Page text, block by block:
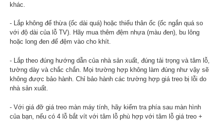
khác.
- Lắp không để thừa (ốc dài quá) hoặc thiếu thân ốc (ốc ngắn quá so
với độ dài của lỗ TV). Hãy mua thêm đệm nhựa (màu đen), bu lông
hoặc long đen để đệm vào cho khít.
- Lắp theo đúng hướng dẫn của nhà sản xuất, đúng tải trọng và tâm lỗ,
tường dày và chắc chắn. Mọi trường hợp không làm đúng như vậy sẽ
không được bảo hành. Chỉ bảo hành các trường hợp giá treo bị lỗi do
nhà sản xuất.
- Với giá đỡ giá treo màn máy tính, hãy kiểm tra phía sau màn hình
của bạn, nếu có 4 lỗ bắt vít với tâm lỗ phù hợp với tâm lỗ giá treo +